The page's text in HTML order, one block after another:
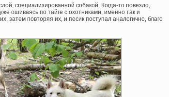
специализированной собакой. Когда-то повезло,
ошиваясь по тайге с охотниками, именно так и
затем повторяя их, и песик поступал аналогично, благо